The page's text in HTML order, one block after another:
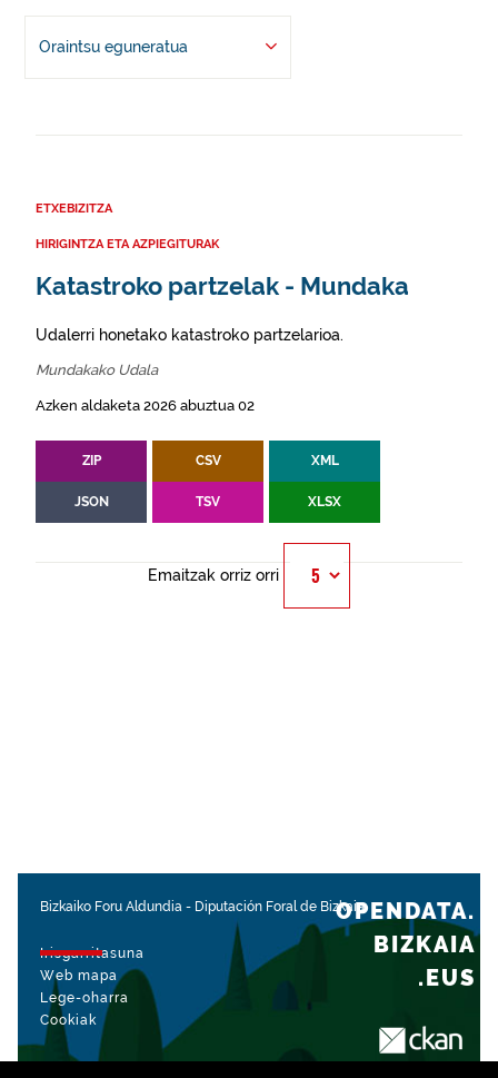
Oraintsu eguneratua
ETXEBIZITZA
HIRIGINTZA ETA AZPIEGITURAK
Katastroko partzelak - Mundaka
Udalerri honetako katastroko partzelarioa.
Mundakako Udala
Azken aldaketa 2026 abuztua 02
ZIP CSV XML
JSON TSV XLSX
Emaitzak orriz orri
Bizkaiko Foru Aldundia - Diputación Foral de Bizkaia
Irisgarritasuna
Web mapa
Lege-oharra
Cookiak
OPENDATA.
BIZKAIA
.EUS